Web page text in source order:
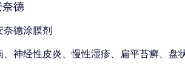
奈德
德涂膜剂
、神经性皮炎、慢性湿疹、扁平苔癣、盘